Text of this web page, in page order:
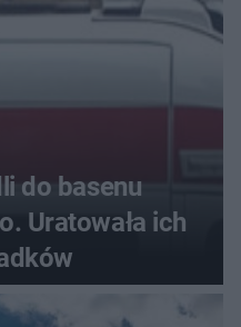
do basenu
Uratowała ich